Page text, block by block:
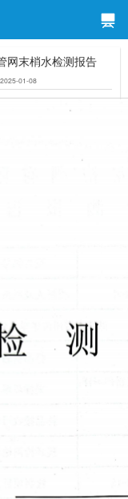
网末梢水检测报告
01-08